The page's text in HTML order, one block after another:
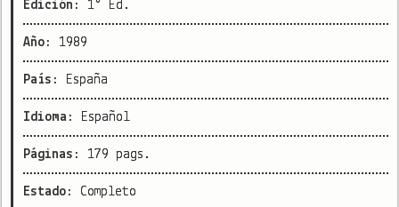
Edición: 1° Ed.
Año: 1989
País: España
Idioma: Español
Páginas: 179 pags.
Estado: Completo